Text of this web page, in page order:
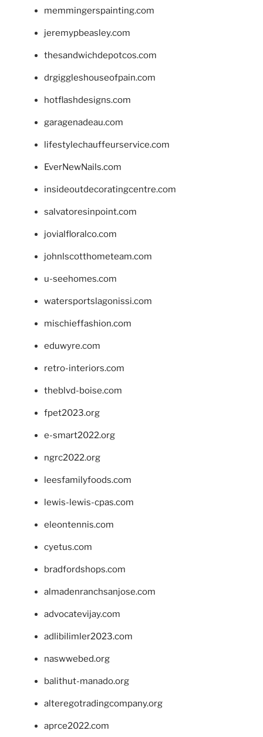
memmingerspainting.com
jeremypbeasley.com
thesandwichdepotcos.com
drgiggleshouseofpain.com
hotflashdesigns.com
garagenadeau.com
lifestylechauffeurservice.com
EverNewNails.com
insideoutdecoratingcentre.com
salvatoresinpoint.com
jovialfloralco.com
johnlscotthometeam.com
u-seehomes.com
watersportslagonissi.com
mischieffashion.com
eduwyre.com
retro-interiors.com
theblvd-boise.com
fpet2023.org
e-smart2022.org
ngrc2022.org
leesfamilyfoods.com
lewis-lewis-cpas.com
eleontennis.com
cyetus.com
bradfordshops.com
almadenranchsanjose.com
advocatevijay.com
adlibilimler2023.com
naswwebed.org
balithut-manado.org
alteregotradingcompany.org
aprce2022.com